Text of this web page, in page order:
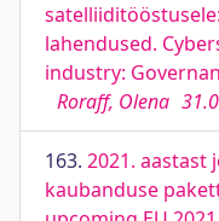
lahendused.
industry:
Roraff, Olena
163. 2021. aastast
kaubanduse